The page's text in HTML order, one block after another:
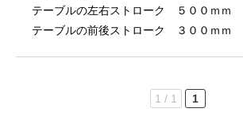
テーブルの左右ストローク ５００ｍｍ
テーブルの前後ストローク ３００ｍｍ
1 / 1 1